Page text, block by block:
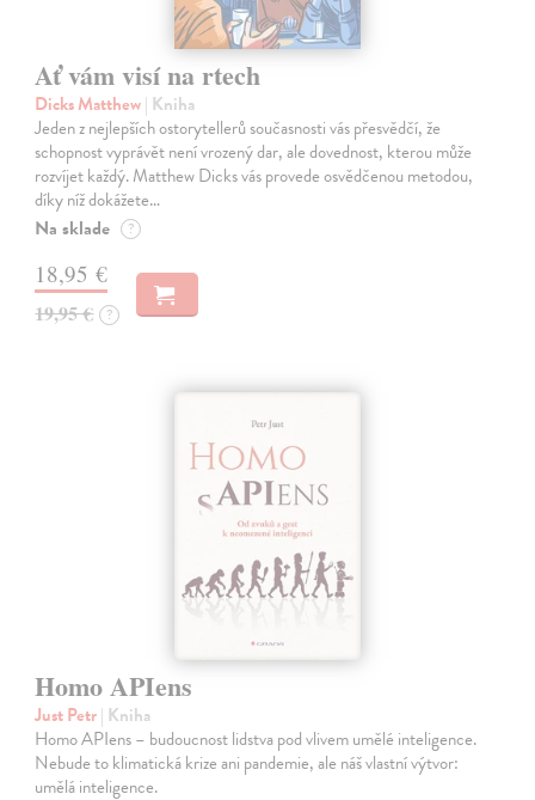
Ať vám visí na rtech
Dicks Matthew| Kniha
Jeden z nejlepších ostorytellerů současnosti vás přesvědčí, že
schopnost vyprávět není vrozený dar, ale dovednost, kterou může
rozvíjet každý. Matthew Dicks vás provede osvědčenou metodou,
díky níž dokážete…
Na sklade ?
18,95 €
19,95 € ?
Homo APIens
Just Petr| Kniha
Homo APIens – budoucnost lidstva pod vlivem umělé inteligence.
Nebude to klimatická krize ani pandemie, ale náš vlastní výtvor:
umělá inteligence.